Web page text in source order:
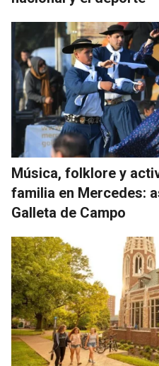
Música, folklore y
familia en Mercedes:
Galleta de Campo